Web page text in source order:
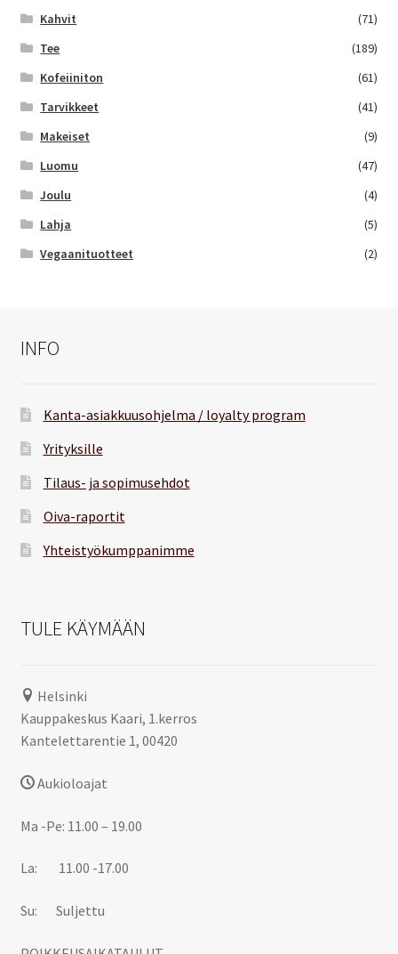
Kahvit
(71)
Tee
(189)
Kofeiiniton
(61)
Tarvikkeet
(41)
Makeiset
(9)
Luomu
(47)
Joulu
(4)
Lahja
(5)
Vegaanituotteet
(2)
INFO
Kanta-asiakkuusohjelma / loyalty program
Yrityksille
Tilaus- ja sopimusehdot
Oiva-raportit
Yhteistyökumppanimme
TULE KÄYMÄÄN
Helsinki
Kauppakeskus Kaari, 1.kerros
Kantelettarentie 1, 00420
Aukioloajat
Ma -Pe: 11.00 – 19.00
La: 11.00 -17.00
Su: Suljettu